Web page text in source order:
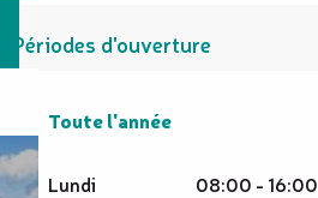
Périodes d'ouverture
Toute l'année
Toute l'année
Lundi 08:00 - 16:00